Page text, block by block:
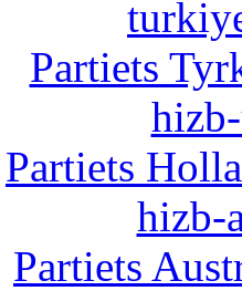
Partiets
Partiets
hizb-
Partiets